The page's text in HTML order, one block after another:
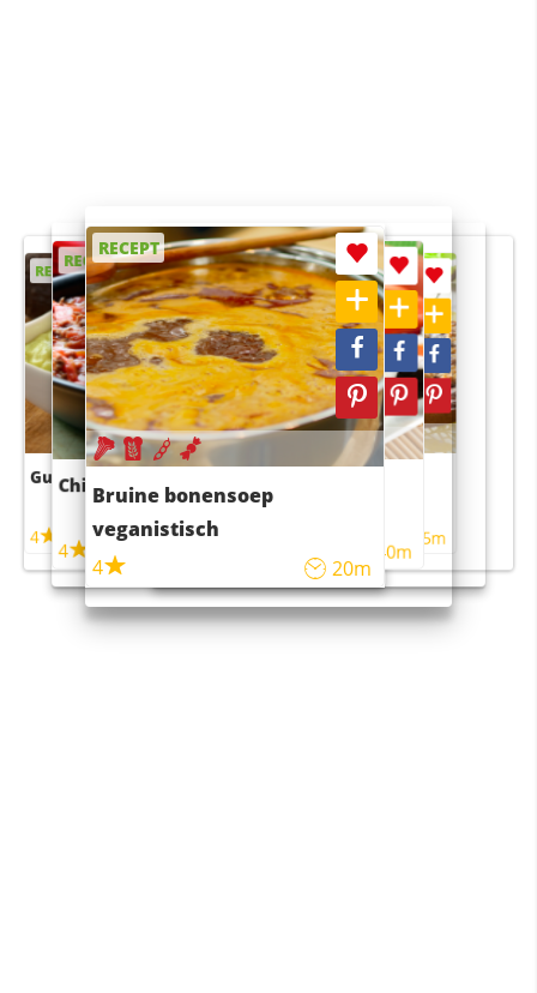
RECEPT
Guacamole
4
RECEPT
Chili con carne
4 45m
RECEPT
Bruine bonensoep
veganistisch
4
20m
RECEPT
Sushi rijstsalade
maaltijdsalade
40m
RECEPT
4 55m